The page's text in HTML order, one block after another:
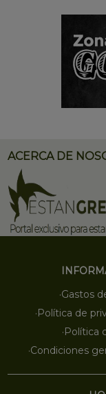
ACERCA DE
·Gastos
·Política de
·Política
·Condiciones